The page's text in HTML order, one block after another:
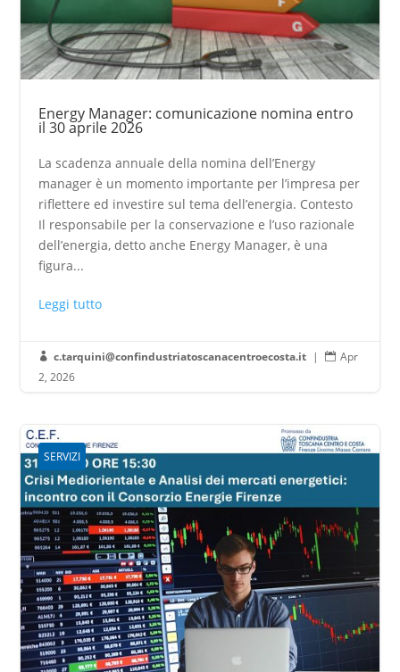
Energy Manager: comunicazione nomina entro
il 30 aprile 2026
La scadenza annuale della nomina dell’Energy
manager è un momento importante per l’impresa per
riflettere ed investire sul tema dell’energia. Contesto
Il responsabile per la conservazione e l’uso razionale
dell’energia, detto anche Energy Manager, è una
figura...
Leggi tutto
 c.tarquini@confindustriatoscanacentroecosta.it |  Apr
2, 2026
SERVIZI